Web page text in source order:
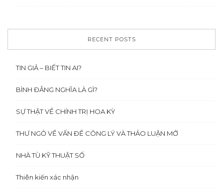
RECENT POSTS
TIN GIẢ – BIẾT TIN AI?
BÌNH ĐẲNG NGHĨA LÀ GÌ?
SỰ THẬT VỀ CHÍNH TRỊ HOA KỲ
THƯ NGỎ VỀ VẤN ĐỀ CÔNG LÝ VÀ THẢO LUẬN MỞ
NHÀ TÙ KỸ THUẬT SỐ
Thiên kiến xác nhận